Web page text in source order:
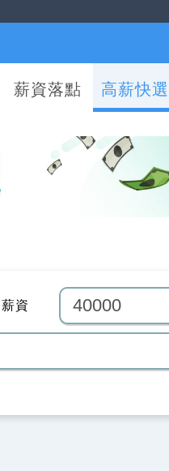
薪資落點 高薪快選
薪資